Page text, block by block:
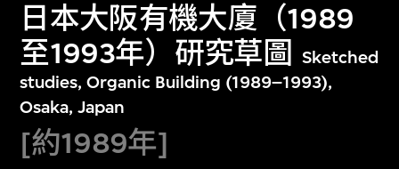
日本大阪有機大廈（1989
至1993年）研究草圖
Sketched
studies, Organic Building (1989–1993),
Osaka, Japan
[約1989年]